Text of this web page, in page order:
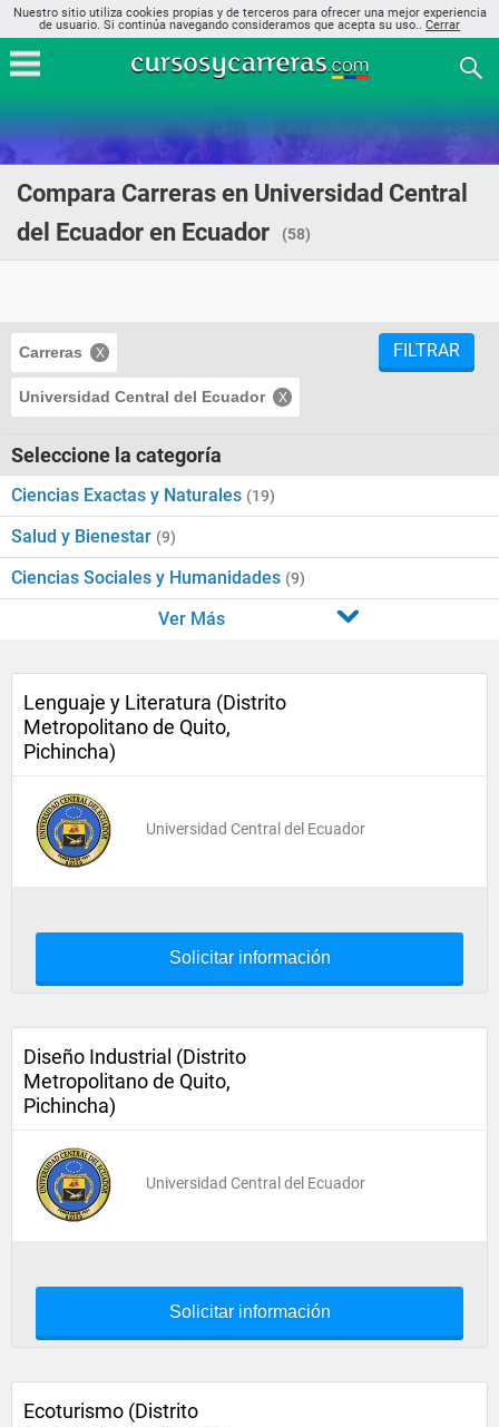
Nuestro sitio utiliza cookies propias y de terceros para ofrecer una mejor experiencia
de usuario. Si continúa navegando consideramos que acepta su uso.. Cerrar
Compara Carreras en Universidad Central
del Ecuador en Ecuador
(58)
Carreras
Universidad Central del Ecuador
FILTRAR
Seleccione la categoría
Ciencias Exactas y Naturales (19)
Salud y Bienestar (9)
Ciencias Sociales y Humanidades (9)
Ver Más
Lenguaje y Literatura (Distrito
Metropolitano de Quito,
Pichincha)
Universidad Central del Ecuador
Solicitar información
Diseño Industrial (Distrito
Metropolitano de Quito,
Pichincha)
Universidad Central del Ecuador
Solicitar información
Ecoturismo (Distrito